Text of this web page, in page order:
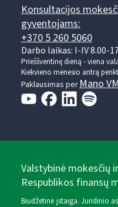
Konsultacijos
gyventojams:
+370 5 260 5060
Darbo laikas: I-IV 8.00-
Prieššventinę dieną - viena
Kiekvieno mėnesio antrą
Paklausimas perMano
Valstybinė mokesčių
Respublikos finansų
Biudžetinė įstaiga. Juridinio